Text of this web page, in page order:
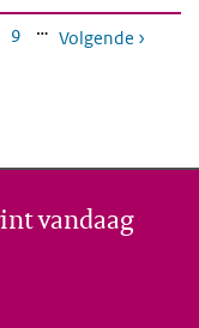
Pagina
9 … Volgende ›
vandaag